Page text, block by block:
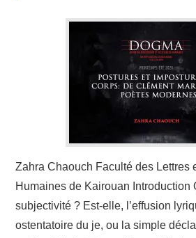
Zahra Chaouch Faculté des Lettres
Humaines de Kairouan Introduction
subjectivité ? Est-elle, l’effusion
ostentatoire du je, ou la simple